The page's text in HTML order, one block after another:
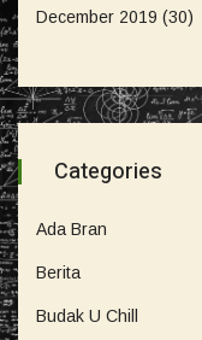
December 2019 (30)
Categories
Ada Bran
Berita
Budak U Chill